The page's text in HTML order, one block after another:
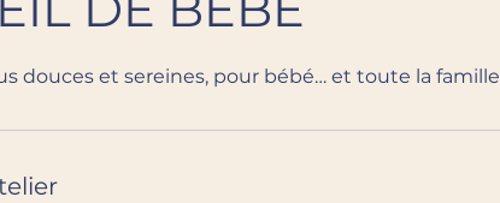
douces et sereines, pour bébé… et toute la famille